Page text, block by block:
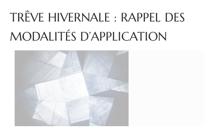
TRÊVE HIVERNALE : RAPPEL DES
MODALITÉS D’APPLICATION